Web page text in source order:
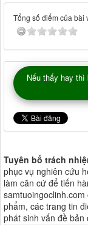
Tổng số điểm của bài
Nếu thấy hay thì
Tuyên bố trách
phục vụ nghiên cứu
làm căn cứ để tiến
phẩm, các trang tin
phát sinh vấn đề